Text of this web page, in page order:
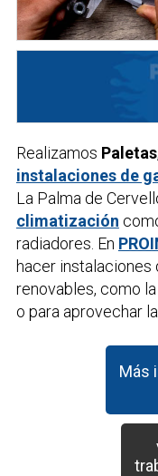
Realizamos Paletas,
instalaciones de
La Palma de
climatización
radiadores. En
hacer instalaciones
renovables, como
o para aprovechar
Más